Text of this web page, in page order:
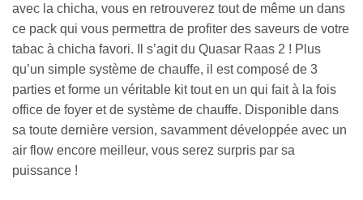
avec la chicha, vous en retrouverez tout de même un dans
ce pack qui vous permettra de profiter des saveurs de votre
tabac à chicha favori. Il s’agit du Quasar Raas 2 ! Plus
qu’un simple système de chauffe, il est composé de 3
parties et forme un véritable kit tout en un qui fait à la fois
office de foyer et de système de chauffe. Disponible dans
sa toute dernière version, savamment développée avec un
air flow encore meilleur, vous serez surpris par sa
puissance !